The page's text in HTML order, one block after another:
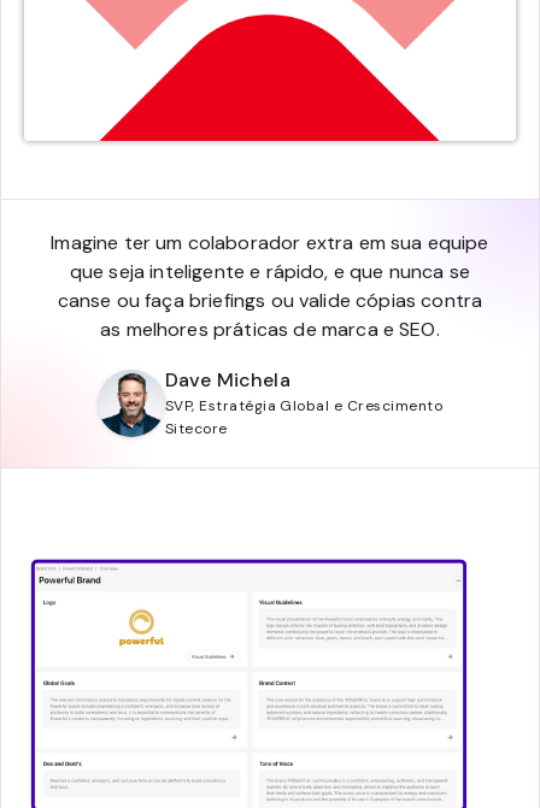
Imagine ter um colaborador extra em sua equipe
que seja inteligente e rápido, e que nunca se
canse ou faça briefings ou valide cópias contra
as melhores práticas de marca e SEO.
Dave Michela
SVP, Estratégia Global e Crescimento
Sitecore